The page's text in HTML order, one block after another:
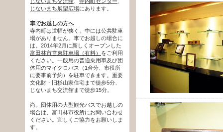
じないまち展望広場にあります。
車でお越しの方へ
寺内町は道幅が狭く、中には公共駐車
場がありません。車でお越しの場合に
は、2014年2月に新しくオープンした
富田林市営東駐車場（有料） をご利用
ください。一般用の普通乗用車及び団
体用のマイクロバス（1台分、市役所
に要事前予約）を駐車できます。重要
文化財・旧杉山家住宅まで徒歩5分、
じないまち交流館まで徒歩15分。
尚、団体用の大型観光バスでお越しの
場合は、富田林市役所にお問い合わせ
ください。宜しくご協力をお願いしま
す。